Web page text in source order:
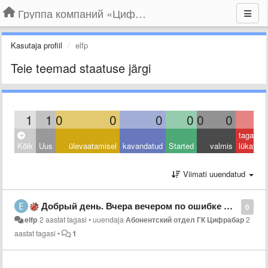
Группа компаний «Цифрабар»
Kasutaja profiil elfp
Teie teemad staatuse järgi
1 1 0 0 0 0 0 0
Kõik Uus ülevaatamisel kavandatud Started valmis
tagasi
lükatud
Viimati uuendatud
0
Добрый день. Вчера вечером по ошибке оплатила вместо телевидения домофон. Можно как то перенести деньги на нужную услугу или вернуть на карту. Спасибо
elfp 2 aastat tagasi •uuendajaАбонентский отдел ГК Цифрабар2
aastat tagasi • 1